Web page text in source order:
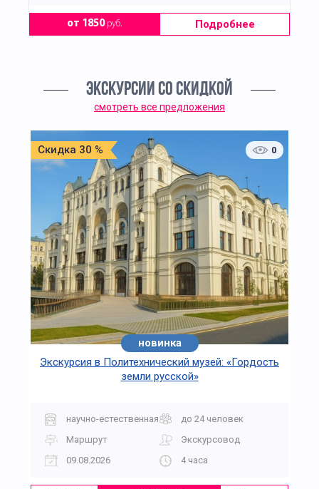
от 1850руб. Подробнее
ЭКСКУРСИИ СО СКИДКОЙ
смотреть все предложения
Скидка 30 % 0
новинка
Экскурсия в Политехнический музей: «Гордость
земли русской»
научно-естественная
до 24 человек
Маршрут
Экскурсовод
09.08.2026
4 часа